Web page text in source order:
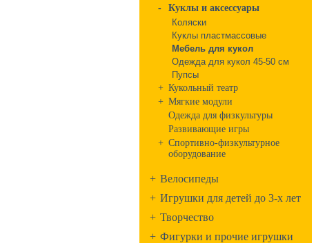
-
Куклы и аксессуары
Коляски
Куклы пластмассовые
Мебель для кукол
Одежда для кукол 45-50 см
Пупсы
+ Кукольный театр
+ Мягкие модули
Одежда для физкультуры
Развивающие игры
+ Спортивно-физкультурное
оборудование
+ Велосипеды
+ Игрушки для детей до 3-х лет
+ Творчество
+ Фигурки и прочие игрушки